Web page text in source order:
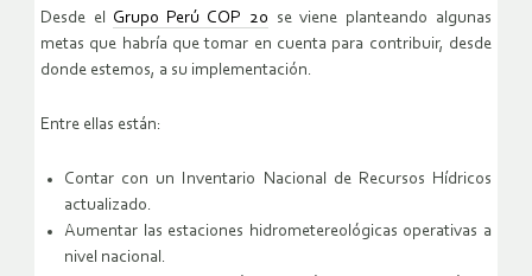
Desde el Grupo Perú COP 20 se viene planteando algunas
metas que habría que tomar en cuenta para contribuir, desde
donde estemos, a su implementación.
Entre ellas están:
Contar con un Inventario Nacional de Recursos Hídricos
actualizado.
Aumentar las estaciones hidrometereológicas operativas a
nivel nacional.